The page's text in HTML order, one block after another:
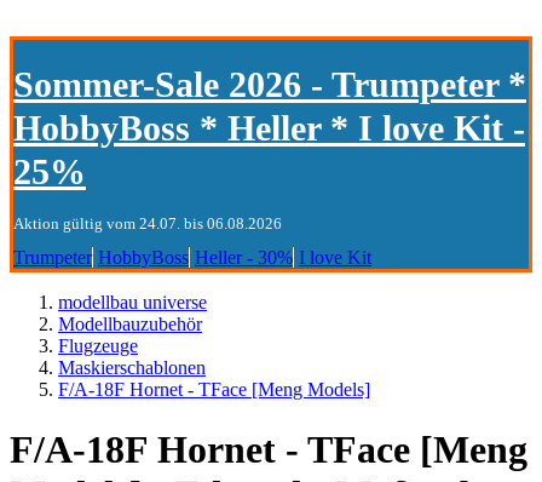
Sommer-Sale 2026 - Trumpeter *
HobbyBoss * Heller * I love Kit -
25%
Aktion gültig vom 24.07. bis 06.08.2026
Trumpeter HobbyBoss Heller - 30% I love Kit
modellbau universe
Modellbauzubehör
Flugzeuge
Maskierschablonen
F/A-18F Hornet - TFace [Meng Models]
F/A-18F Hornet - TFace [Meng